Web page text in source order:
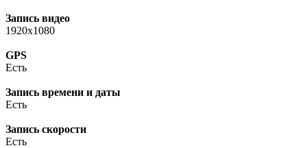
Запись видео
1920x1080
GPS
Есть
Запись времени и даты
Есть
Запись скорости
Есть